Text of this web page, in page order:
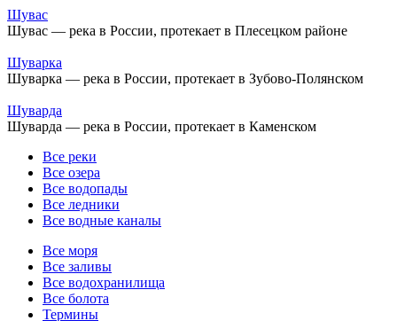
Шувас
Шувас — река в России, протекает в Плесецком районе
Шуварка
Шуварка — река в России, протекает в Зубово-Полянском
Шуварда
Шуварда — река в России, протекает в Каменском
Все реки
Все озера
Все водопады
Все ледники
Все водные каналы
Все моря
Все заливы
Все водохранилища
Все болота
Термины